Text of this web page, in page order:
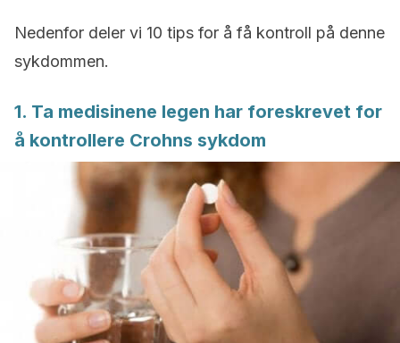
Nedenfor deler vi 10 tips for å få kontroll på denne
sykdommen.
1. Ta medisinene legen har foreskrevet for
å kontrollere Crohns sykdom